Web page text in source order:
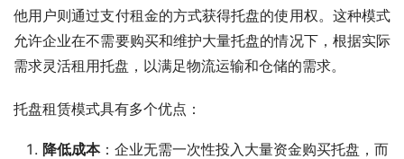
他用户则通过支付租金的方式获得托盘的使用权。这种模式
允许企业在不需要购买和维护大量托盘的情况下，根据实际
需求灵活租用托盘，以满足物流运输和仓储的需求。
托盘租赁模式具有多个优点：
降低成本：企业无需一次性投入大量资金购买托盘，而